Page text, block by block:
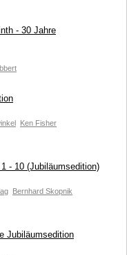
- 30 Jahre
Ken Fisher
- 10 (Jubiläumsedition)
Bernhard Skopnik
Jubiläumsedition